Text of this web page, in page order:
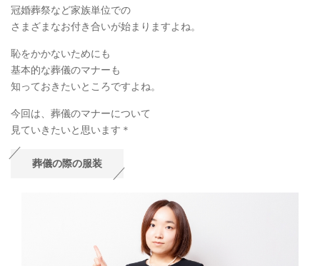
冠婚葬祭など家族単位での
さまざまなお付き合いが始まりますよね。
恥をかかないためにも
基本的な葬儀のマナーも
知っておきたいところですよね。
今回は、葬儀のマナーについて
見ていきたいと思います＊
葬儀の際の服装